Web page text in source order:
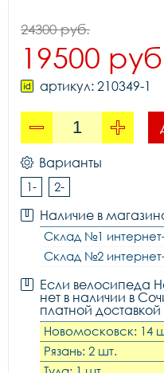
24300 руб.
19500
артикул: 210349-1
Варианты
1- 2-
Наличие в
Склад №1
Склад №2
Если велосипеда
нет в наличии в
платной
Новомосковск: 14
Рязань: 2 шт.